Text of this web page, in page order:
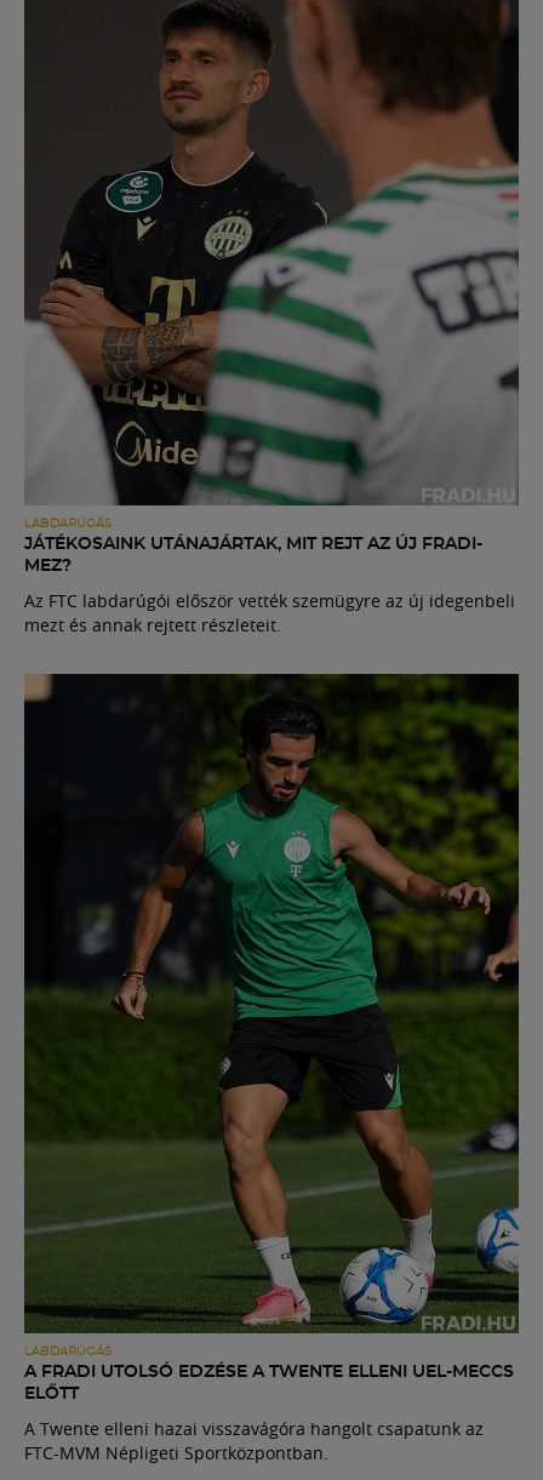
LABDARÚGÁS
JÁTÉKOSAINK UTÁNAJÁRTAK, MIT REJT AZ ÚJ FRADI-
MEZ?
Az FTC labdarúgói először vették szemügyre az új idegenbeli
mezt és annak rejtett részleteit.
LABDARÚGÁS
A FRADI UTOLSÓ EDZÉSE A TWENTE ELLENI UEL-MECCS
ELŐTT
A Twente elleni hazai visszavágóra hangolt csapatunk az
FTC-MVM Népligeti Sportközpontban.